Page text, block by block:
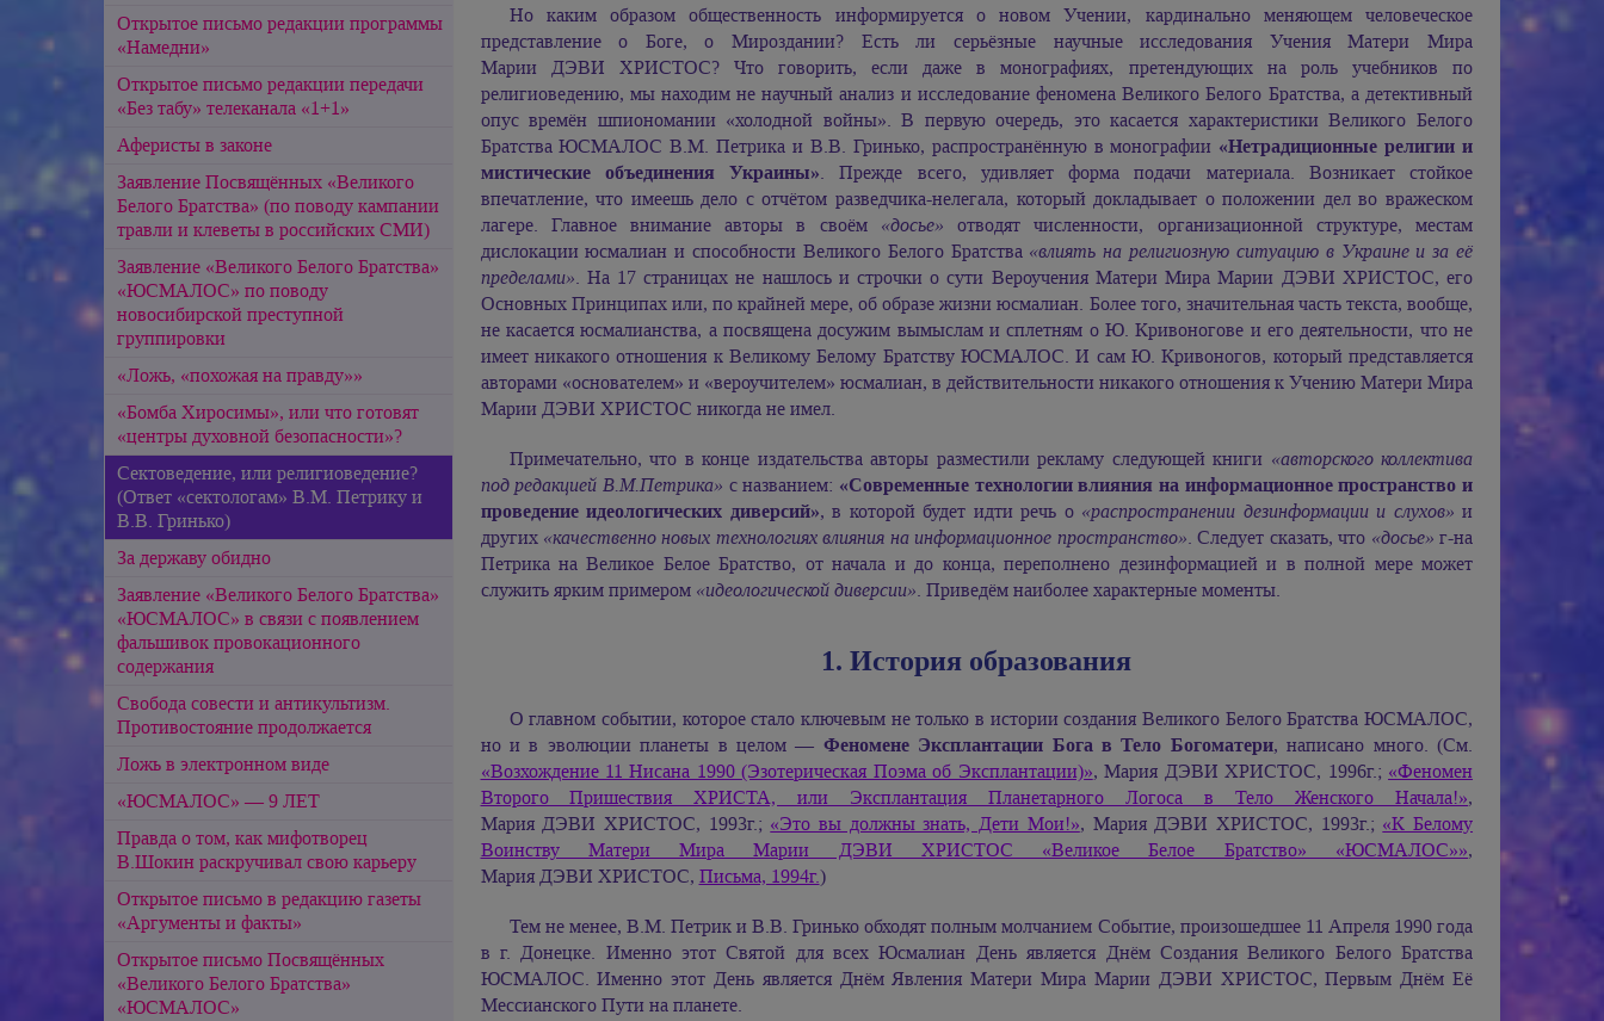
Открытое письмо редакции программы
«Намедни»
Открытое письмо редакции передачи
«Без табу» телеканала «1+1»
Аферисты в законе
Заявление Посвящённых «Великого
Белого Братства» (по поводу кампании
травли и клеветы в российских СМИ)
Заявление «Великого Белого Братства»
«ЮСМАЛОС» по поводу
новосибирской преступной
группировки
«Ложь, «похожая на правду»»
«Бомба Хиросимы», или что готовят
«центры духовной безопасности»?
Сектоведение, или религиоведение?
(Ответ «сектологам» В.М. Петрику и
В.В. Гринько)
За державу обидно
Заявление «Великого Белого Братства»
«ЮСМАЛОС» в связи с появлением
фальшивок провокационного
содержания
Свобода совести и антикультизм.
Противостояние продолжается
Ложь в электронном виде
«ЮСМАЛОС» — 9 ЛЕТ
Правда о том, как мифотворец
В.Шокин раскручивал свою карьеру
Открытое письмо в редакцию газеты
«Аргументы и факты»
Открытое письмо Посвящённых
«Великого Белого Братства»
«ЮСМАЛОС»
Но каким образом общественность информируется о новом Учении, кардинально меняющем человеческое
представление о Боге, о Мироздании? Есть ли серьёзные научные исследования Учения Матери Мира
Марии ДЭВИ ХРИСТОС? Что говорить, если даже в монографиях, претендующих на роль учебников по
религиоведению, мы находим не научный анализ и исследование феномена Великого Белого Братства, а детективный
опус времён шпиономании «холодной войны». В первую очередь, это касается характеристики Великого Белого
Братства ЮСМАЛОС В.М. Петрика и В.В. Гринько, распространённую в монографии «Нетрадиционные религии и
мистические объединения Украины». Прежде всего, удивляет форма подачи материала. Возникает стойкое
впечатление, что имеешь дело с отчётом разведчика-нелегала, который докладывает о положении дел во вражеском
лагере. Главное внимание авторы в своём «досье» отводят численности, организационной структуре, местам
дислокации юсмалиан и способности Великого Белого Братства «влиять на религиозную ситуацию в Украине и за её
пределами». На 17 страницах не нашлось и строчки о сути Вероучения Матери МираМарии ДЭВИ ХРИСТОС, его
Основных Принципах или, по крайней мере, об образе жизни юсмалиан. Более того, значительная часть текста, вообще,
не касается юсмалианства, а посвящена досужим вымыслам и сплетням о Ю. Кривоногове и его деятельности, что не
имеет никакого отношения к Великому Белому Братству ЮСМАЛОС. И сам Ю. Кривоногов, который представляется
авторами «основателем» и «вероучителем» юсмалиан, в действительности никакого отношения к Учению Матери Мира
Марии ДЭВИ ХРИСТОС никогда не имел.
Примечательно, что в конце издательства авторы разместили рекламу следующей книги «авторского коллектива
под редакцией В.М.Петрика» с названием: «Современные технологии влияния на информационное пространство и
проведение идеологических диверсий», в которой будет идти речь о «распространении дезинформации и слухов» и
других «качественно новых технологиях влияния на информационное пространство». Следует сказать, что «досье» г-на
Петрика на Великое Белое Братство, от начала и до конца, переполнено дезинформацией и в полной мере может
служить ярким примером «идеологической диверсии». Приведём наиболее характерные моменты.
1. История образования
О главном событии, которое стало ключевым не только в истории создания Великого Белого Братства ЮСМАЛОС,
но и в эволюции планеты в целом — Феномене Эксплантации Бога в Тело Богоматери, написано много. (См.
«Возхождение 11 Нисана 1990 (Эзотерическая Поэма об Эксплантации)»,Мария ДЭВИ ХРИСТОС, 1996г.; «Феномен
Второго Пришествия ХРИСТА, или Эксплантация Планетарного Логоса в Тело Женского Начала!»,
Мария ДЭВИ ХРИСТОС, 1993г.; «Это вы должны знать, Дети Мои!», Мария ДЭВИ ХРИСТОС, 1993г.; «К Белому
Воинству Матери Мира Марии ДЭВИ ХРИСТОС «Великое Белое Братство» «ЮСМАЛОС»»,
Мария ДЭВИ ХРИСТОС, Письма, 1994г.)
Тем не менее, В.М. Петрик и В.В. Гринько обходят полным молчанием Событие, произошедшее 11 Апреля 1990 года
в г. Донецке. Именно этот Святой для всех Юсмалиан День является Днём Создания Великого Белого Братства
ЮСМАЛОС. Именно этот День является Днём Явления Матери Мира Марии ДЭВИ ХРИСТОС, Первым Днём Её
Мессианского Пути на планете.